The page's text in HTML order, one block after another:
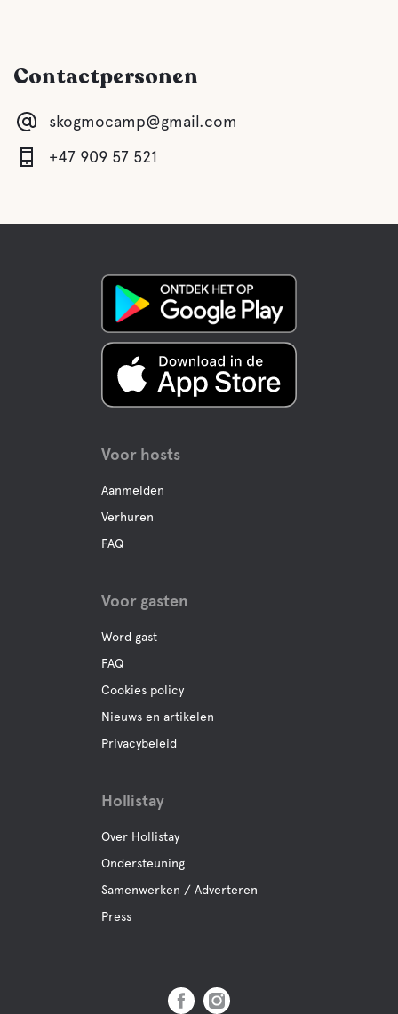
Contactpersonen
skogmocamp@gmail.com
+47 909 57 521
Voor hosts
Aanmelden
Verhuren
FAQ
Voor gasten
Word gast
FAQ
Cookies policy
Nieuws en artikelen
Privacybeleid
Hollistay
Over Hollistay
Ondersteuning
Samenwerken / Adverteren
Press